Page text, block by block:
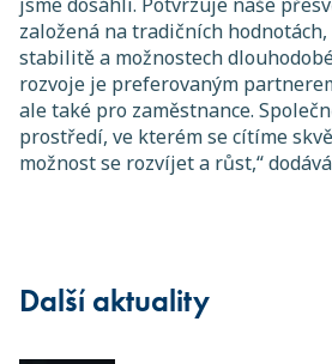
založená na tradičních
stabilitě a možnostech
rozvoje je preferovaným
ale také pro zaměstnance.
prostředí, ve kterém se cítíme
možnost se rozvíjet a růst,“
Další aktuality